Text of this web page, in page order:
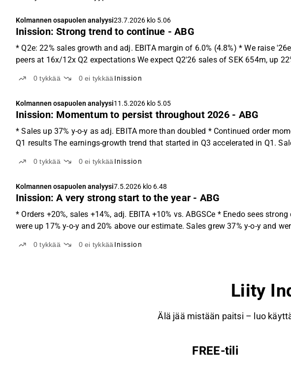
Kolmannen osapuolen analyysi23.7.2026 klo 5.06
Inission: Strong trend to continue - ABG
* Q2e: 22% sales growth and adj. EBITA margin of 6.0% (4.8%) * We raise
peers at 16x/12x Q2 expectations We expect Q2'26 sales of SEK 654m, up
0tykkää 0ei tykkää Inission
Kolmannen osapuolen analyysi11.5.2026 klo 5.05
Inission: Momentum to persist throughout 2026 - ABG
* Sales up 37% y-o-y as adj. EBITA more than doubled * Continued order
Q1 results The earnings-growth trend that started in Q3 accelerated in Q1.
0tykkää 0ei tykkää Inission
Kolmannen osapuolen analyysi7.5.2026 klo 6.48
Inission: A very strong start to the year - ABG
* Orders +20%, sales +14%, adj. EBITA +10% vs. ABGSCe * Enedo sees
were up 17% y-o-y and 20% above our estimate. Sales grew 37% y-o-y and
0tykkää 0ei tykkää Inission
Liity
Älä jää mistään paitsi – luo
FREE-tili